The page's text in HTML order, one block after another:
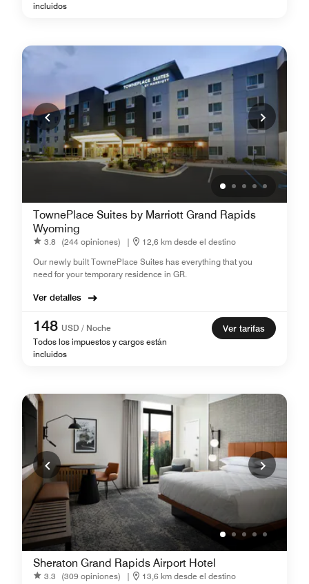
incluidos
TownePlace Suites by Marriott Grand Rapids
Wyoming
3.8 (244 opiniones) |
12,6 km desde el destino
Our newly built TownePlace Suites has everything that you
need for your temporary residence in GR.
Ver detalles
148 USD / Noche
Todos los impuestos y cargos están
incluidos
Ver tarifas
Sheraton Grand Rapids Airport Hotel
3.3 (309 opiniones) |
13,6 km desde el destino